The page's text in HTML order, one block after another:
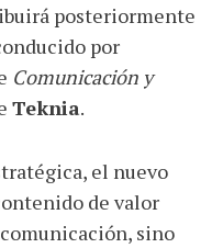
posteriormente
por
Comunicación y
Teknia.
el nuevo
de valor
sino